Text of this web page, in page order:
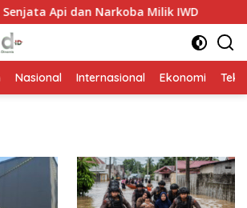
Narkoba Milik IWD Satpol PP
Nasional Internasional Ekonomi